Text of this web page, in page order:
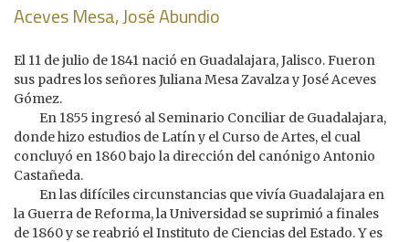
Aceves Mesa, José Abundio
El 11 de julio de 1841 nació en Guadalajara, Jalisco. Fueron
sus padres los señores Juliana Mesa Zavalza y José Aceves
Gómez.
En 1855 ingresó al Seminario Conciliar de Guadalajara,
donde hizo estudios de Latín y el Curso de Artes, el cual
concluyó en 1860 bajo la dirección del canónigo Antonio
Castañeda.
En las difíciles circunstancias que vivía Guadalajara en
la Guerra de Reforma, la Universidad se suprimió a finales
de 1860 y se reabrió el Instituto de Ciencias del Estado. Y es